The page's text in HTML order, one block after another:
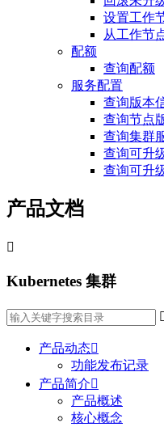
设置工作
从工作节
配额
查询配额
服务配置
查询版本
查询节点
查询集群
查询可升
查询可升
产品文档

Kubernetes 集群
产品动态
功能发布记录
产品简介
产品概述
核心概念